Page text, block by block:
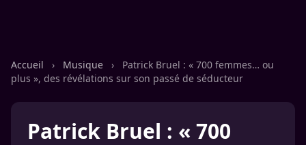
Accueil › Musique ›
Patrick Bruel : « 700 femmes… ou
plus », des révélations sur son passé de séducteur
Patrick Bruel : « 700